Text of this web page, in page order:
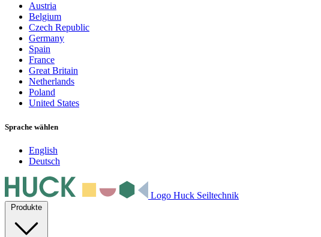
Austria
Belgium
Czech Republic
Germany
Spain
France
Great Britain
Netherlands
Poland
United States
Sprache wählen
English
Deutsch
Logo Huck Seiltechnik
Produkte